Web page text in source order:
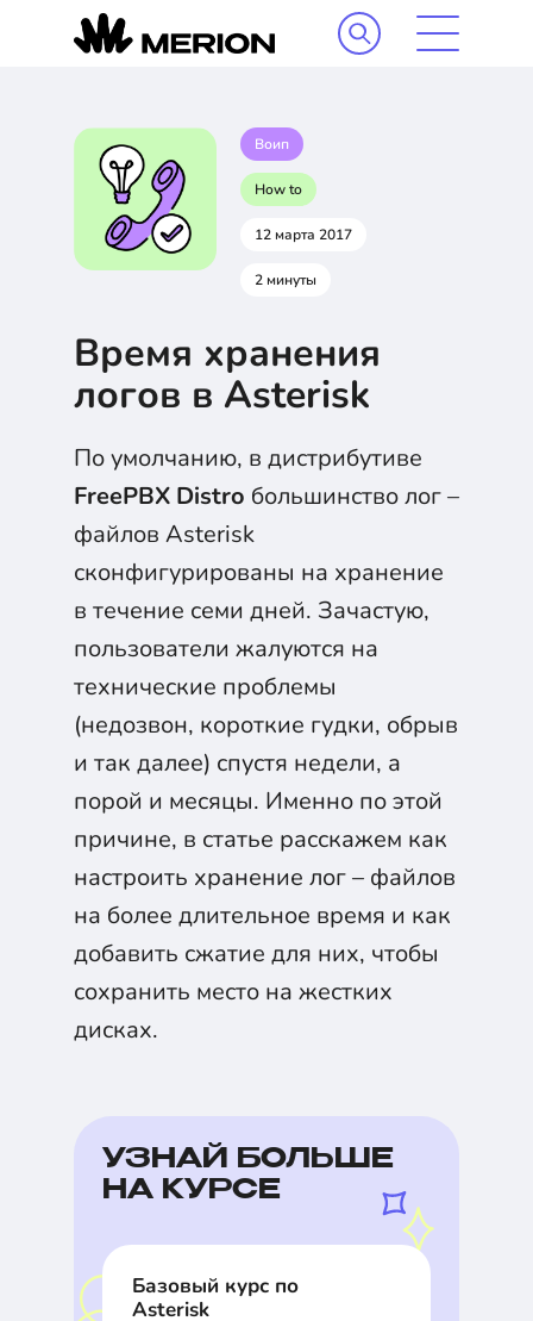
Воип
How to
12 марта 2017
2 минуты
Время хранения
логов в Asterisk
По умолчанию, в дистрибутиве
FreePBX Distro большинство лог –
файлов Asterisk
сконфигурированы на хранение
в течение семи дней. Зачастую,
пользователи жалуются на
технические проблемы
(недозвон, короткие гудки, обрыв
и так далее) спустя недели, а
порой и месяцы. Именно по этой
причине, в статье расскажем как
настроить хранение лог – файлов
на более длительное время и как
добавить сжатие для них, чтобы
сохранить место на жестких
дисках.
УЗНАЙ БОЛЬШЕ
НА КУРСЕ
Базовый курс по
Asterisk